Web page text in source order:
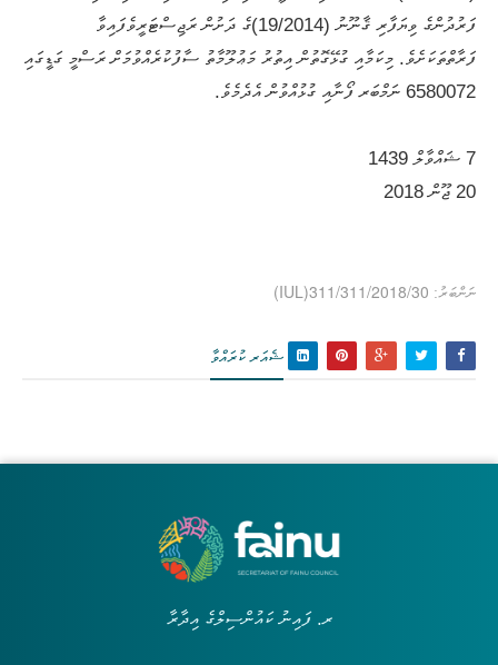
ފަރުދުންގެ ވިޔަފާރި ޤާނޫނު (19/2014)ގެ ދަށުން ރަޖިސްޓަރީވެފައިވާ
ފަރާތްތަކަށެވެ. މިކަމާއި ގުޅޭގޮތުން އިތުރު މަޢުލޫމާތު ސާފުކުރެއްވުމަށް ރަސްމީ ގަޑީގައި
6580072 ނަމްބަރ ފޯނާއި ގުޅުއްވުން އެދެމެވެ.
ނަންބަރު: (IUL)311/311/2018/30
ޝެއަރ ކުރައްވާ
ރ. ފައިނު ކައުންސިލްގެ އިދާރާ